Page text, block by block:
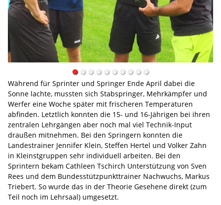
Während für Sprinter und Springer Ende April dabei die
Sonne lachte, mussten sich Stabspringer, Mehrkämpfer und
Werfer eine Woche später mit frischeren Temperaturen
abfinden. Letztlich konnten die 15- und 16-Jährigen bei ihren
zentralen Lehrgängen aber noch mal viel Technik-Input
draußen mitnehmen. Bei den Springern konnten die
Landestrainer Jennifer Klein, Steffen Hertel und Volker Zahn
in Kleinstgruppen sehr individuell arbeiten. Bei den
Sprintern bekam Cathleen Tschirch Unterstützung von Sven
Rees und dem Bundesstützpunkttrainer Nachwuchs, Markus
Triebert. So wurde das in der Theorie Gesehene direkt (zum
Teil noch im Lehrsaal) umgesetzt.